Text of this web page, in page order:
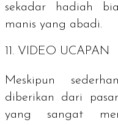
sekadar hadiah
manis yang abadi.
11. VIDEO
Meskipun
diberikan dari
yang sangat